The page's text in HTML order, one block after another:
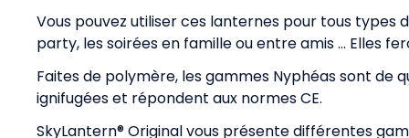
Vous pouvez utiliser ces lanternes pour tous types
party, les soirées en famille ou entre amis ... Elles
Faites de polymère, les gammes Nyphéas sont de
ignifugées et répondent aux normes CE.
SkyLantern® Original vous présente différentes